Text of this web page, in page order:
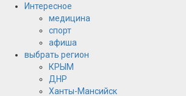
Интересное
медицина
спорт
афиша
выбрать регион
КРЫМ
ДНР
Ханты-Мансийск